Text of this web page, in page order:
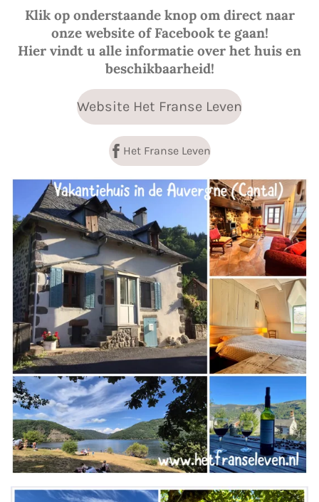
Klik op onderstaande knop om direct naar
onze website of Facebook te gaan!
Hier vindt u alle informatie over het huis en
beschikbaarheid!
Website Het Franse Leven
Het Franse Leven